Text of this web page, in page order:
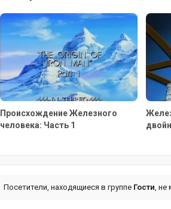
Происхождение Железного
человека: Часть 1
Посетители, находящиеся в группе Гости ,